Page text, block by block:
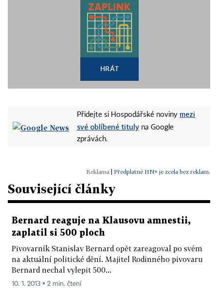
HRÁT
Přidejte si Hospodářské noviny mezi
své oblíbené tituly na Google
zprávách.
Předplatné HN+ je zcela bez reklam.
Související články
Bernard reaguje na Klausovu amnestii,
zaplatil si 500 ploch
Pivovarník Stanislav Bernard opět zareagoval po svém
na aktuální politické dění. Majitel Rodinného pivovaru
Bernard nechal vylepit 500...
10. 1. 2013 ▪ 2 min. čtení